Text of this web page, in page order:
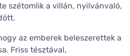
szétomlik a villán, nyilvánvaló,
az emberek beleszerettek a
Friss tésztával,